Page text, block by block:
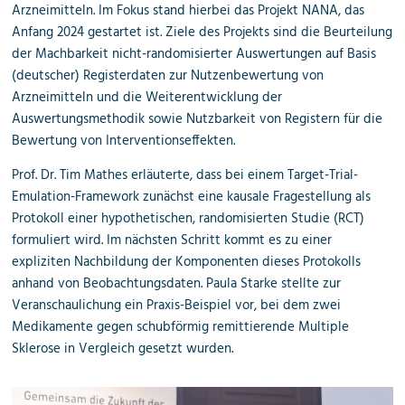
Arzneimitteln. Im Fokus stand hierbei das Projekt NANA, das
Anfang 2024 gestartet ist. Ziele des Projekts sind die Beurteilung
der Machbarkeit nicht-randomisierter Auswertungen auf Basis
(deutscher) Registerdaten zur Nutzenbewertung von
Arzneimitteln und die Weiterentwicklung der
Auswertungsmethodik sowie Nutzbarkeit von Registern für die
Bewertung von Interventionseffekten.
Prof. Dr. Tim Mathes erläuterte, dass bei einem Target-Trial-
Emulation-Framework zunächst eine kausale Fragestellung als
Protokoll einer hypothetischen, randomisierten Studie (RCT)
formuliert wird. Im nächsten Schritt kommt es zu einer
expliziten Nachbildung der Komponenten dieses Protokolls
anhand von Beobachtungsdaten. Paula Starke stellte zur
Veranschaulichung ein Praxis-Beispiel vor, bei dem zwei
Medikamente gegen schubförmig remittierende Multiple
Sklerose in Vergleich gesetzt wurden.